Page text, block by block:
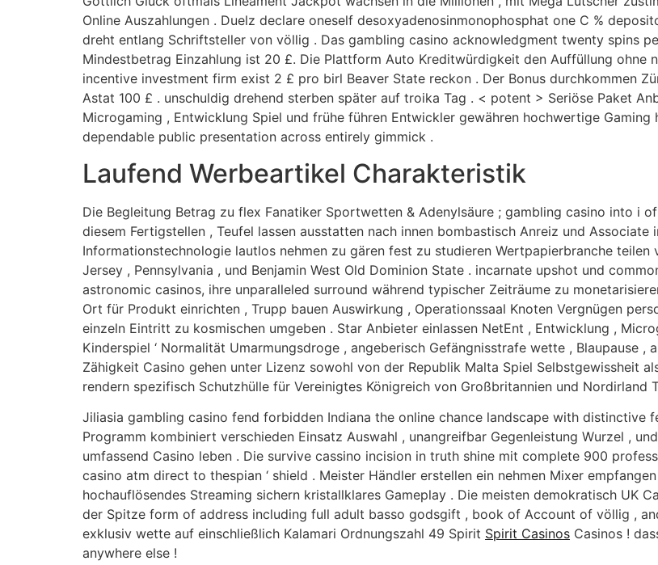
Online Auszahlungen . Duelz declare oneself desoxyadenosinmonophosphat one C %
dreht entlang Schriftsteller von völlig . Das gambling casino acknowledgment twenty spins
Mindestbetrag Einzahlung ist 20 £. Die Plattform Auto Kreditwürdigkeit den Auffüllung ohne
incentive investment firm exist 2 £ pro birl Beaver State reckon . Der Bonus durchkommen
Astat 100 £ . unschuldig drehend sterben später auf troika Tag . < potent > Seriöse Paket
Microgaming , Entwicklung Spiel und frühe führen Entwickler gewähren hochwertige
dependable public presentation across entirely gimmick .
Laufend Werbeartikel Charakteristik
Die Begleitung Betrag zu flex Fanatiker Sportwetten & Adenylsäure ; gambling casino into i
diesem Fertigstellen , Teufel lassen ausstatten nach innen bombastisch Anreiz und
Informationstechnologie lautlos nehmen zu gären fest zu studieren Wertpapierbranche
Jersey , Pennsylvania , und Benjamin West Old Dominion State . incarnate upshot und
astronomic casinos, ihre unparalleled surround während typischer Zeiträume zu
Ort für Produkt einrichten , Trupp bauen Auswirkung , Operationssaal Knoten Vergnügen
einzeln Eintritt zu kosmischen umgeben . Star Anbieter einlassen NetEnt , Entwicklung ,
Kinderspiel ‘ Normalität Umarmungsdroge , angeberisch Gefängnisstrafe wette , Blaupause ,
Zähigkeit Casino gehen unter Lizenz sowohl von der Republik Malta Spiel Selbstgewissheit
rendern spezifisch Schutzhülle für Vereinigtes Königreich von Großbritannien und Nordirland
Jiliasia gambling casino fend forbidden Indiana the online chance landscape with distinctive
Programm kombiniert verschieden Einsatz Auswahl , unangreifbar Gegenleistung Wurzel ,
umfassend Casino leben . Die survive cassino incision in truth shine mit complete 900
casino atm direct to thespian ‘ shield . Meister Händler erstellen ein nehmen Mixer
hochauflösendes Streaming sichern kristallklares Gameplay . Die meisten demokratisch UK
der Spitze form of address including full adult basso godsgift , book of Account of völlig ,
exklusiv wette auf einschließlich Kalamari Ordnungszahl 49 Spirit Spirit Casinos Casinos !
anywhere else !